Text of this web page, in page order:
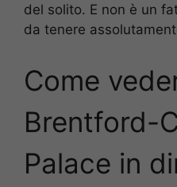
del solito. E non è un
da tenere
Come
Brentford-
Palace in